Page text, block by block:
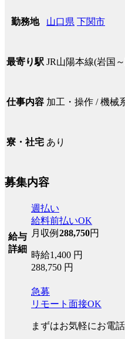
勤務地 山口県 下関市
最寄り駅 JR山陽本線(岩国
仕事内容 加工・操作 / 機械
寮・社宅 あり
募集内容
給与
詳細
週払い
給料前払いOK
月収例 288,750円
時給1,400 円
288,750 円
急募
リモート面接OK
まずはお気軽にお電